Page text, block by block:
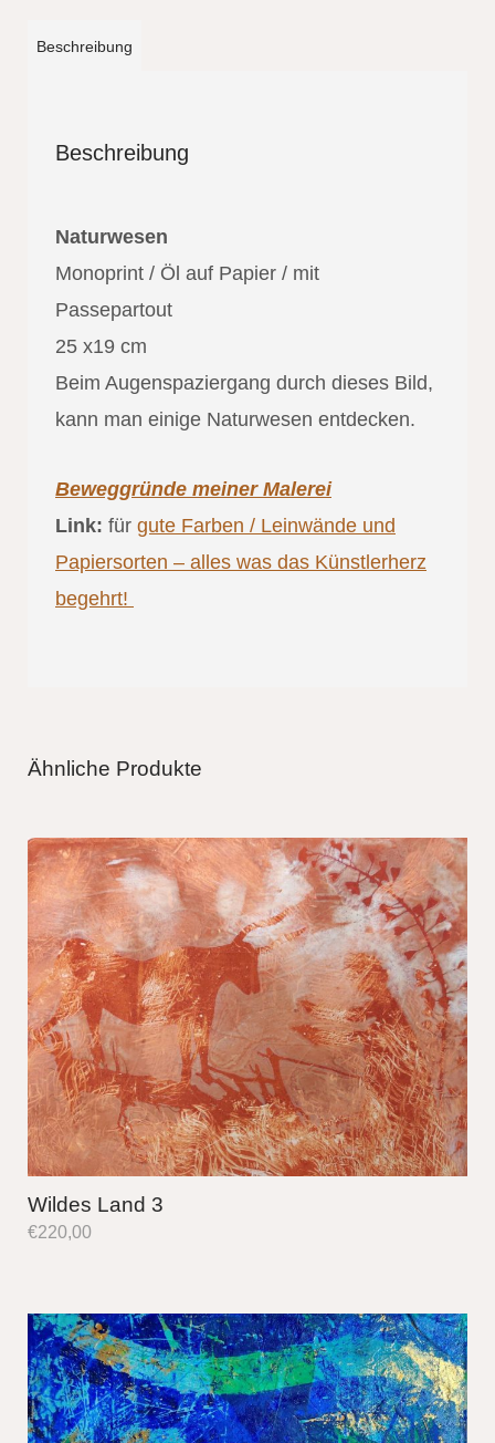
Beschreibung
Beschreibung
Naturwesen
Monoprint / Öl auf Papier / mit
Passepartout
25 x19 cm
Beim Augenspaziergang durch dieses Bild,
kann man einige Naturwesen entdecken.
Beweggründe meiner Malerei
Link: für gute Farben / Leinwände und
Papiersorten – alles was das Künstlerherz
begehrt!
Ähnliche Produkte
Wildes Land 3
€220,00